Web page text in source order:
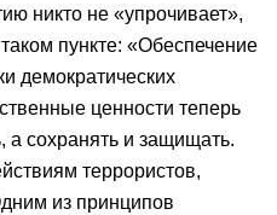
никто не «упрочивает»,
пункте: «Обеспечение
демократических
ценности теперь
а сохранять и защищать.
террористов,
из принципов